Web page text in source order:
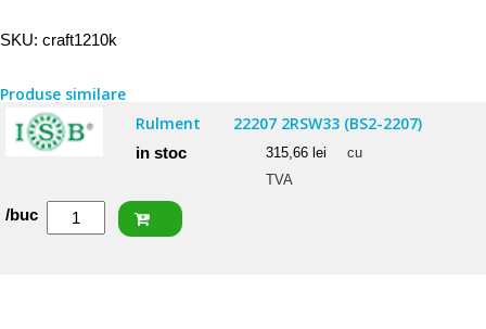
SKU: craft1210k
Produse similare
Rulment
22207 2RSW33 (BS2-2207)
in stoc 315,66 lei
cu
TVA
Cantitate
/buc